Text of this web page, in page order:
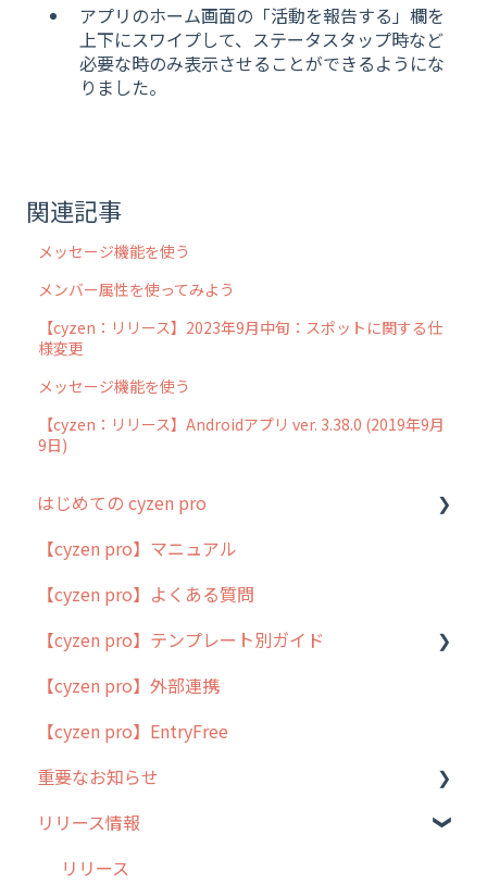
アプリのホーム画面の「活動を報告する」欄を
上下にスワイプして、ステータスタップ時など
必要な時のみ表示させることができるようにな
りました。
関連記事
メッセージ機能を使う
メンバー属性を使ってみよう
【cyzen：リリース】2023年9月中旬：スポットに関する仕
様変更
メッセージ機能を使う
【cyzen：リリース】Androidアプリ ver. 3.38.0 (2019年9月
9日)
はじめての cyzen pro
cyzen pro とは？
簡易マニュアル
cyzen proの位置情報取得について
用語集
よくある質問
【cyzen pro】マニュアル
【cyzen pro】よくある質問
【cyzen pro】テンプレート別ガイド
ポスティング
ラウンダー
メンテナンス
外廻り営業
清掃
【cyzen pro】外部連携
【cyzen pro】EntryFree
重要なお知らせ
過去の重要なお知らせ
障害情報
リリース情報
リリース